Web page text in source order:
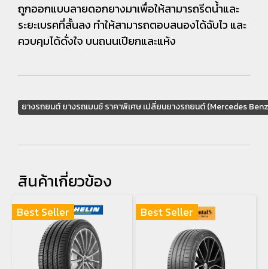
ถูกออกแบบลายดอกยางมาเพื่อให้สามารถรีดน้ำและ
ระยะเบรคที่สั้นลง ทำให้สามารถตอบสนองได้ฉับไว และ
ควบคุมได้ดั่งใจ บนถนนเปียกและแห้ง
ยางรถยนต์ ยางรถเบนซ์ ราคาพิเศษ เปลี่ยนยางรถยนต์ (Mercedes
สินค้าเกี่ยวข้อง
Best Seller Best Seller